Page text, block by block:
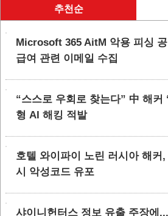
추천순
Microsoft 365 AitM 악용 피싱
급여 관련 이메일 수집
“스스로 우회로 찾는다” 中 해커
형 AI 해킹 적발
호텔 와이파이 노린 러시아 해커
시 악성코드 유포
샤이니헌터스 정보 유출 주장에